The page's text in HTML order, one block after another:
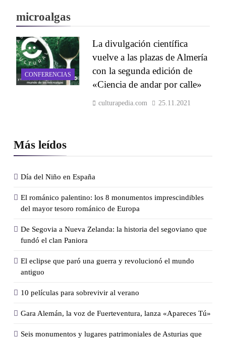
Más leídos
Día del Niño en España
El románico palentino: los 8 monumentos imprescindibles
del mayor tesoro románico de Europa
De Segovia a Nueva Zelanda: la historia del segoviano que
fundó el clan Paniora
El eclipse que paró una guerra y revolucionó el mundo
antiguo
10 películas para sobrevivir al verano
Gara Alemán, la voz de Fuerteventura, lanza «Apareces Tú»
Seis monumentos y lugares patrimoniales de Asturias que
microalgas
CONFERENCIAS
La divulgación científica
vuelve a las plazas de Almería
con la segunda edición de
«Ciencia de andar por calle»
culturapedia.com 25.11.2021